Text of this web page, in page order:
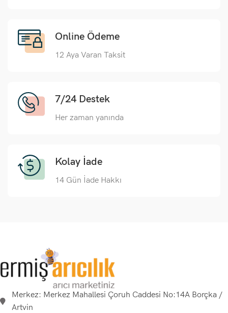
Online Ödeme
12 Aya Varan Taksit
7/24 Destek
Her zaman yanında
Kolay İade
14 Gün İade Hakkı
Merkez: Merkez Mahallesi Çoruh Caddesi No:14A Borçka /
Artvin